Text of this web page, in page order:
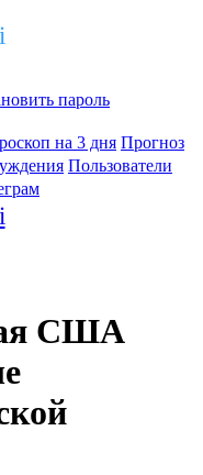
пароль
на 3 дня Прогноз
Пользователи
США